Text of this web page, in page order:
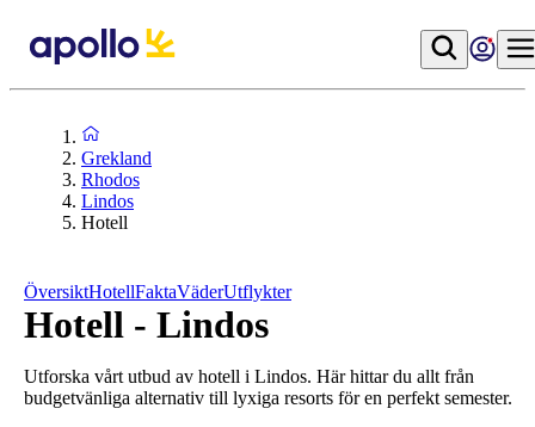
Grekland
Rhodos
Lindos
Hotell
ÖversiktHotellFaktaVäderUtflykter
Hotell - Lindos
Utforska vårt utbud av hotell i Lindos. Här hittar du allt från
budgetvänliga alternativ till lyxiga resorts för en perfekt semester.